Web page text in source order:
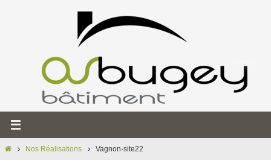
HomeNos Réalisations Vagnon-site22